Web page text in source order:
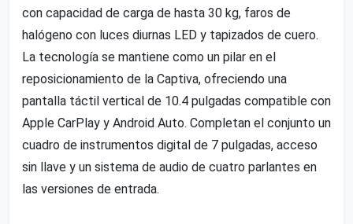
con capacidad de carga de hasta 30 kg, faros de
halógeno con luces diurnas LED y tapizados de cuero.
La tecnología se mantiene como un pilar en el
reposicionamiento de la Captiva, ofreciendo una
pantalla táctil vertical de 10.4 pulgadas compatible con
Apple CarPlay y Android Auto. Completan el conjunto un
cuadro de instrumentos digital de 7 pulgadas, acceso
sin llave y un sistema de audio de cuatro parlantes en
las versiones de entrada.